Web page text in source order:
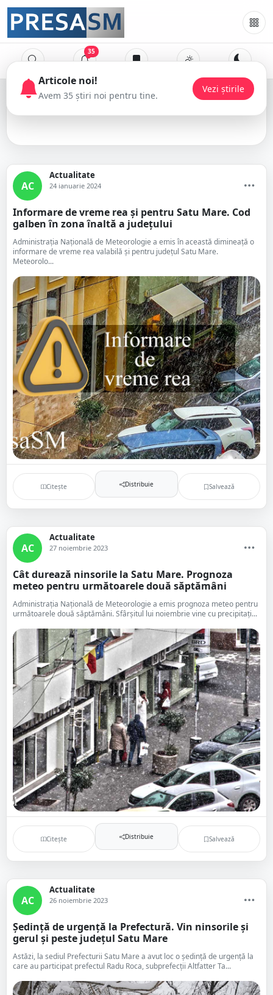
35
Ninsoare
AC
Actualitate
24 ianuarie 2024
Informare de vreme rea și pentru Satu Mare. Cod
galben în zona înaltă a județului
Administrația Națională de Meteorologie a emis în această dimineață o
informare de vreme rea valabilă și pentru județul Satu Mare.
Meteorolo...
Citește Distribuie Salvează
AC
Actualitate
27 noiembrie 2023
Cât durează ninsorile la Satu Mare. Prognoza
meteo pentru următoarele două săptămâni
Administrația Națională de Meteorologie a emis prognoza meteo pentru
următoarele două săptămâni. Sfârșitul lui noiembrie vine cu precipitați...
Citește Distribuie Salvează
AC
Actualitate
26 noiembrie 2023
Ședință de urgență la Prefectură. Vin ninsorile și
gerul și peste județul Satu Mare
Astăzi, la sediul Prefecturii Satu Mare a avut loc o ședință de urgență la
care au participat prefectul Radu Roca, subprefecții Altfatter Ta...